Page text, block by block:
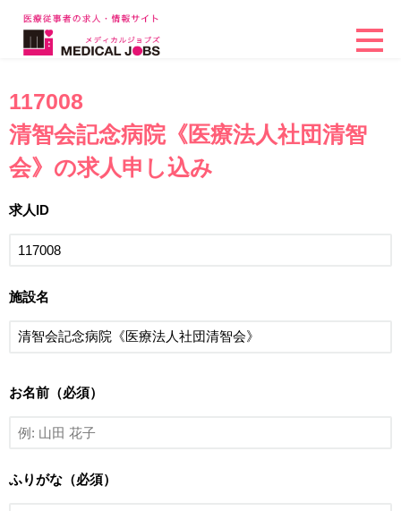
117008
清智会記念病院《医療法人社団清智
会》の求人申し込み
求人ID
施設名
お名前（必須）
ふりがな（必須）